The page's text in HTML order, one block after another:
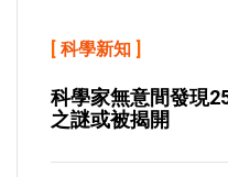
[ 科學新知 ]
科學家無意間發現
之謎或被揭開